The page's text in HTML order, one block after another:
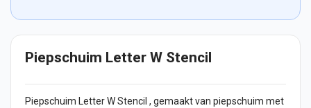
Piepschuim Letter W Stencil
Piepschuim Letter W Stencil , gemaakt van piepschuim met